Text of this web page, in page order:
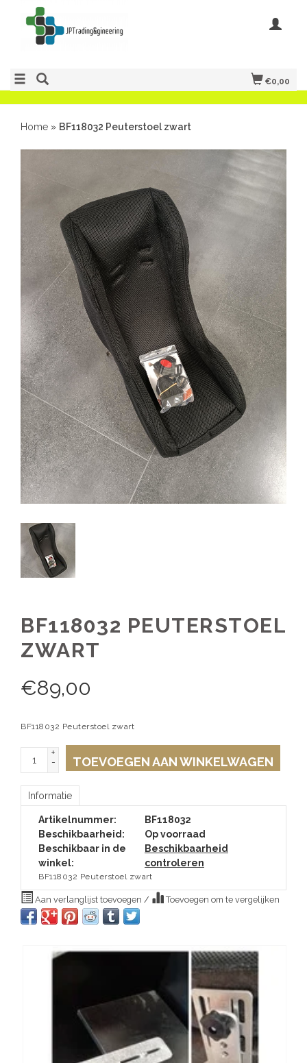
€0,00
Home » BF118032 Peuterstoel zwart
BF118032 PEUTERSTOEL
ZWART
€89,00
BF118032 Peuterstoel zwart
+
-
TOEVOEGEN AAN WINKELWAGEN
Informatie
Artikelnummer:
BF118032
Beschikbaarheid:
Op voorraad
Beschikbaar in de
winkel:
Beschikbaarheid
controleren
BF118032 Peuterstoel zwart
Aan verlanglijst toevoegen / Toevoegen om te vergelijken